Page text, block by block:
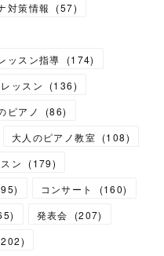
対策情報 (57)
ッスン指導 (174)
ッスン (136)
ピアノ (86)
大人のピアノ教室 (108)
ン (179)
95) コンサート (160)
) 発表会 (207)
202)